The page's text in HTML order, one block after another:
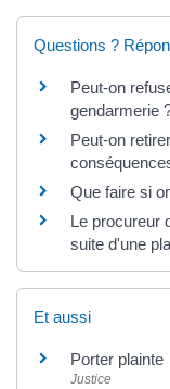
Questions ?
Peut-on
gendarmerie
Peut-on
Que faire si
Le procureur
suite d'une
Et aussi
Porter plainte
Justice